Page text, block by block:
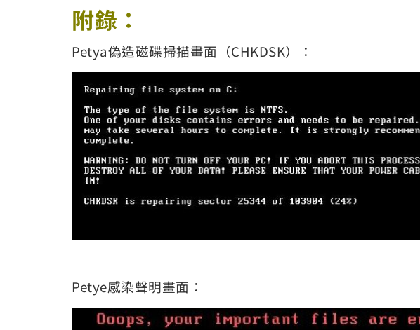
附錄：
Petya偽造磁碟掃描畫面（CHKDSK）：
Petye感染聲明畫面：